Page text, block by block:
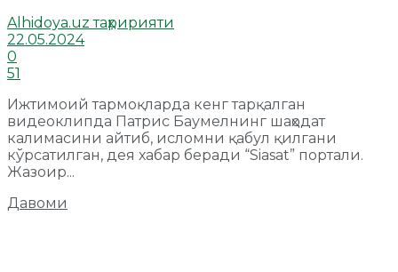
Alhidoya.uz таҳририяти
22.05.2024
0
51
Ижтимоий тармоқларда кенг тарқалган
видеоклипда Патрис Баумелнинг шаҳодат
калимасини айтиб, исломни қабул қилгани
кўрсатилган, дея хабар беради “Siasat” портали.
Жазоир...
Давоми